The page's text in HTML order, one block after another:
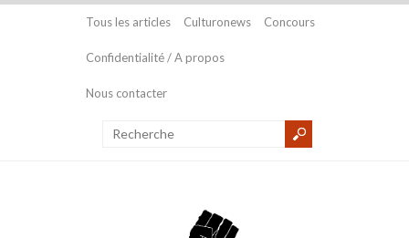
Tous les articles Culturonews Concours
Confidentialité / A propos
Nous contacter